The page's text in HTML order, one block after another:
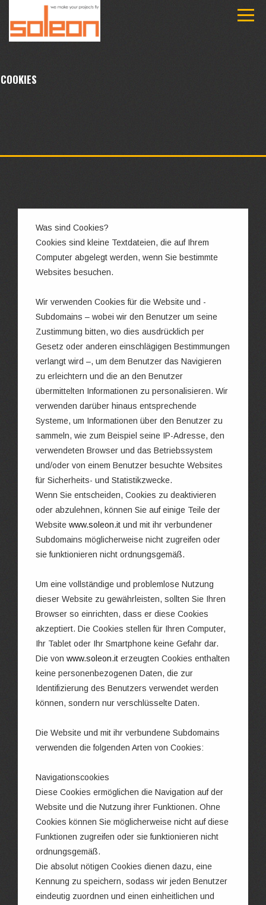
COOKIES
Was sind Cookies?
Cookies sind kleine Textdateien, die auf Ihrem
Computer abgelegt werden, wenn Sie bestimmte
Websites besuchen.
Wir verwenden Cookies für die Website und -
Subdomains – wobei wir den Benutzer um seine
Zustimmung bitten, wo dies ausdrücklich per
Gesetz oder anderen einschlägigen Bestimmungen
verlangt wird –, um dem Benutzer das Navigieren
zu erleichtern und die an den Benutzer
übermittelten Informationen zu personalisieren. Wir
verwenden darüber hinaus entsprechende
Systeme, um Informationen über den Benutzer zu
sammeln, wie zum Beispiel seine IP-Adresse, den
verwendeten Browser und das Betriebssystem
und/oder von einem Benutzer besuchte Websites
für Sicherheits- und Statistikzwecke.
Wenn Sie entscheiden, Cookies zu deaktivieren
oder abzulehnen, können Sie auf einige Teile der
Website www.soleon.it und mit ihr verbundener
Subdomains möglicherweise nicht zugreifen oder
sie funktionieren nicht ordnungsgemäß.
Um eine vollständige und problemlose Nutzung
dieser Website zu gewährleisten, sollten Sie Ihren
Browser so einrichten, dass er diese Cookies
akzeptiert. Die Cookies stellen für Ihren Computer,
Ihr Tablet oder Ihr Smartphone keine Gefahr dar.
Die von www.soleon.it erzeugten Cookies enthalten
keine personenbezogenen Daten, die zur
Identifizierung des Benutzers verwendet werden
können, sondern nur verschlüsselte Daten.
Die Website und mit ihr verbundene Subdomains
verwenden die folgenden Arten von Cookies:
Navigationscookies
Diese Cookies ermöglichen die Navigation auf der
Website und die Nutzung ihrer Funktionen. Ohne
Cookies können Sie möglicherweise nicht auf diese
Funktionen zugreifen oder sie funktionieren nicht
ordnungsgemäß.
Die absolut nötigen Cookies dienen dazu, eine
Kennung zu speichern, sodass wir jeden Benutzer
eindeutig zuordnen und einen einheitlichen und